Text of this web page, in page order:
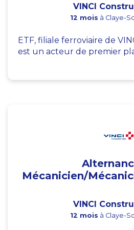
VINCI
12 mois à Claye-
ETF, filiale ferroviaire de
est un acteur de premier
Mécanicien/
VINCI
12 mois à Claye-